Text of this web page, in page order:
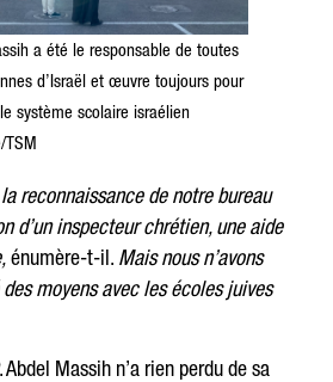
a été le responsable de toutes
d’Israël et œuvre toujours pour
système scolaire israélien
reconnaissance de notre bureau
d’un inspecteur chrétien, une aide
énumère-t-il. Mais nous n’avons
moyens avec les écoles juives
Abdel Massih n’a rien perdu de sa